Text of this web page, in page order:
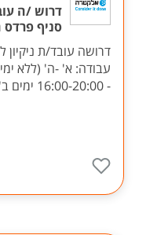
דרוש /ה
סניף פרדס
דרושה עובד/ת ניקיון
עבודה: א' -ה' (ללא
- 16:00-20:00 ימים ב',ד' -...